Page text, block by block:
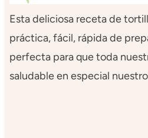
Esta deliciosa receta de
práctica, fácil, rápida de
perfecta para que toda
saludable en especial